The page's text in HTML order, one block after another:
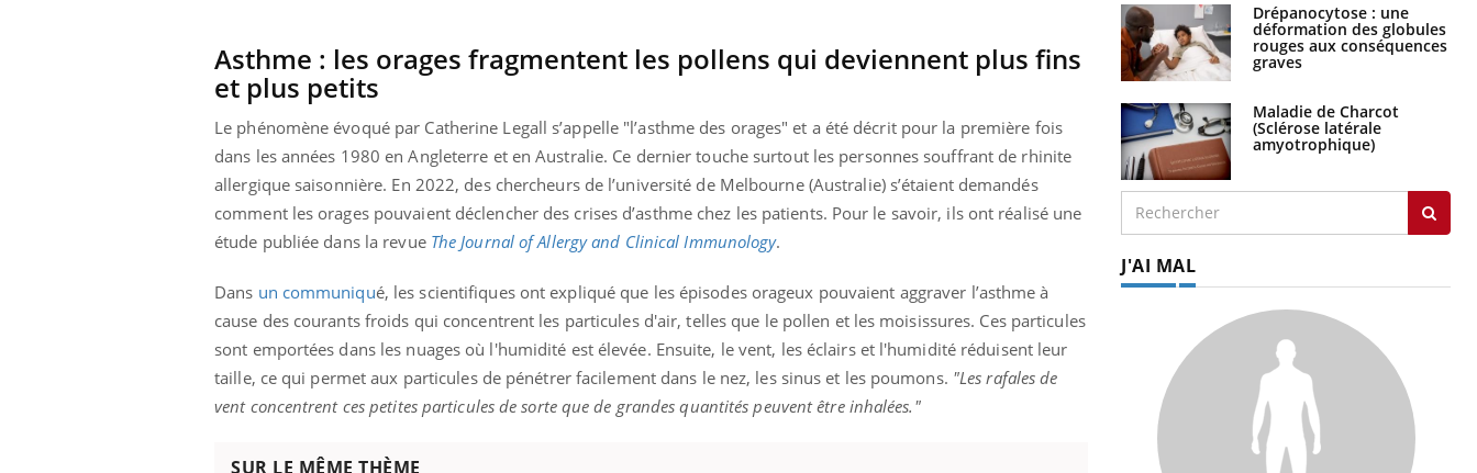
Asthme : les orages fragmentent les pollens qui deviennent plus fins
et plus petits
Le phénomène évoqué par Catherine Legall s’appelle "l’asthme des orages" et a été décrit pour la première fois
dans les années 1980 en Angleterre et en Australie. Ce dernier touche surtout les personnes souffrant de rhinite
allergique saisonnière. En 2022, des chercheurs de l’université de Melbourne (Australie) s’étaient demandés
comment les orages pouvaient déclencher des crises d’asthme chez les patients. Pour le savoir, ils ont réalisé une
étude publiée dans la revue The Journal of Allergy and Clinical Immunology.
Dans un communiqué, les scientifiques ont expliqué que les épisodes orageux pouvaient aggraver l’asthme à
cause des courants froids qui concentrent les particules d'air, telles que le pollen et les moisissures. Ces particules
sont emportées dans les nuages où l'humidité est élevée. Ensuite, le vent, les éclairs et l'humidité réduisent leur
taille, ce qui permet aux particules de pénétrer facilement dans le nez, les sinus et les poumons. "Les rafales de
vent concentrent ces petites particules de sorte que de grandes quantités peuvent être inhalées."
SUR LE MÊME THÈME
Drépanocytose : une
déformation des globules
rouges aux conséquences
graves
Maladie de Charcot
(Sclérose latérale
amyotrophique)
J'AI MAL